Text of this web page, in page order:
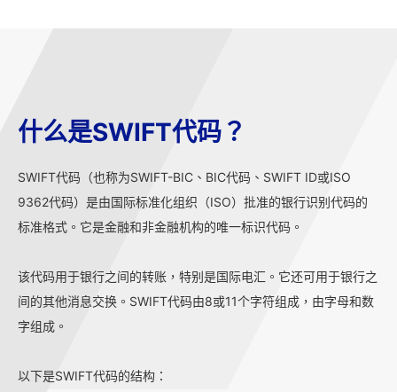
什么是SWIFT代码？
SWIFT代码（也称为SWIFT-BIC、BIC代码、SWIFT ID或ISO
9362代码）是由国际标准化组织（ISO）批准的银行识别代码的
标准格式。它是金融和非金融机构的唯一标识代码。
该代码用于银行之间的转账，特别是国际电汇。它还可用于银行之
间的其他消息交换。SWIFT代码由8或11个字符组成，由字母和数
字组成。
以下是SWIFT代码的结构：